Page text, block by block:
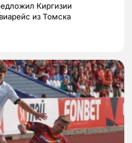
Киргизии
из Томска